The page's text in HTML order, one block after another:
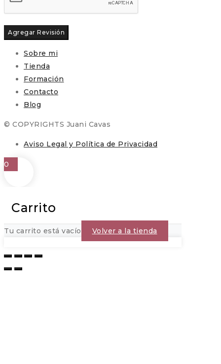
Sobre mi
Tienda
Formación
Contacto
Blog
© COPYRIGHTS Juani Cavas
Aviso Legal y Política de Privacidad
0
Carrito
Tu carrito está vacío Volver a la tienda